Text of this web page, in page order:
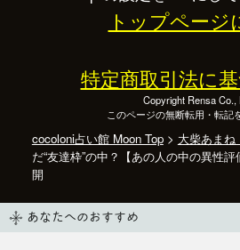
トップページ
特定商取引法に
Copyright Rensa Co.,
このページの無断転用・転記
cocoloni占い館 Moon Top> 大柴あまね
だ“友達枠”の中？【あの人の中の異性
開
あなたへのおすすめ